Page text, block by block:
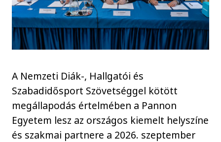
A Nemzeti Diák-, Hallgatói és
Szabadidősport Szövetséggel kötött
megállapodás értelmében a Pannon
Egyetem lesz az országos kiemelt helyszíne
és szakmai partnere a 2026. szeptember